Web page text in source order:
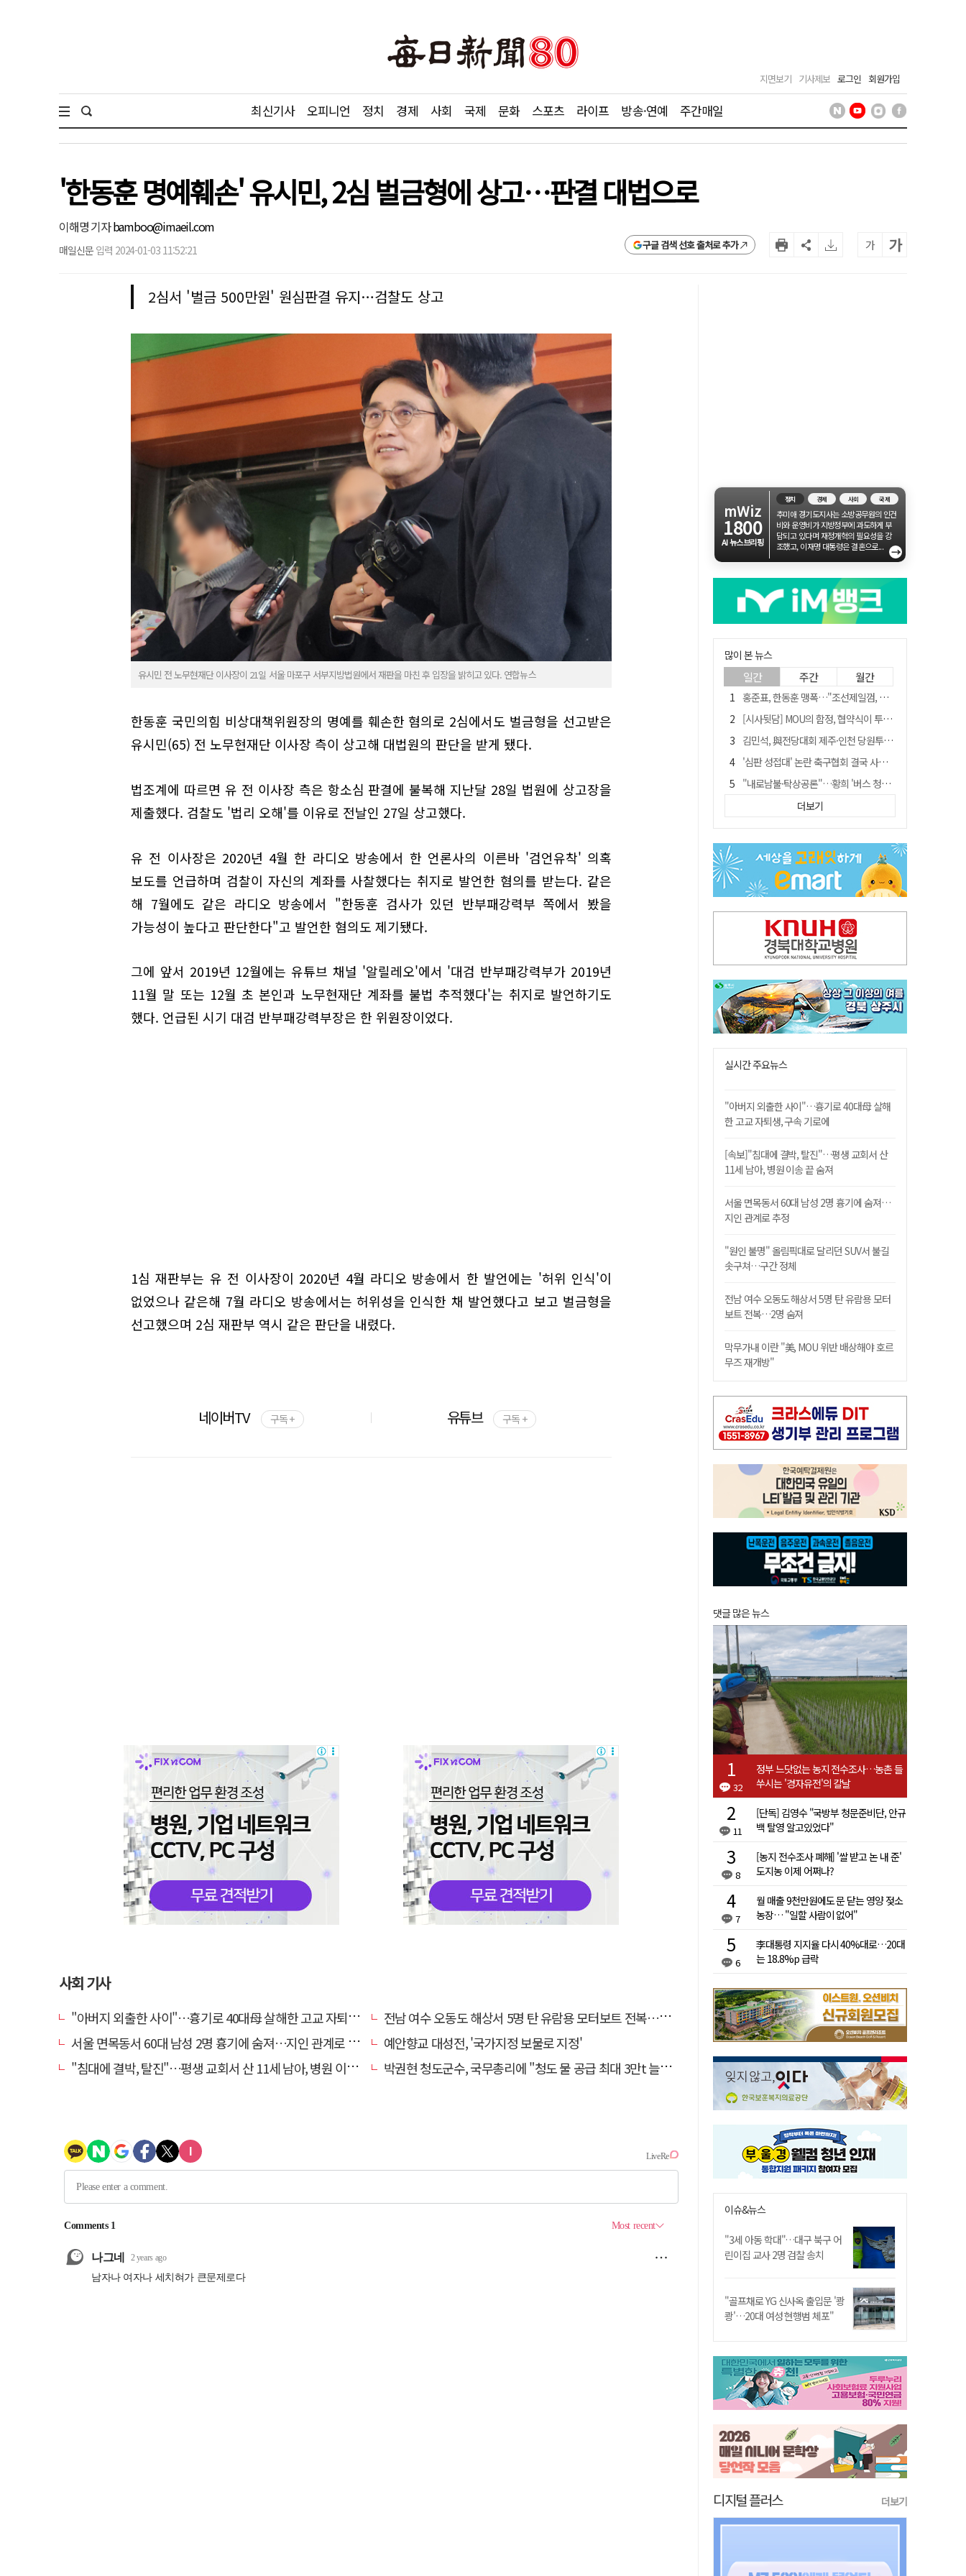
지면보기 기사제보 로그인 회원가입
최신기사 오피니언 정치 경제 사회 국제 문화 스포츠 라이프 방송·연예 주간매일
'한동훈 명예훼손' 유시민, 2심 벌금형에 상고…판결 대법으로
이해명 기자bamboo@imaeil.com
매일신문 입력 2024-01-03 11:52:21 구글 검색 선호 출처로 추가 가 가
2심서 '벌금 500만원' 원심판결 유지…검찰도 상고
유시민 전 노무현재단 이사장이 21일 서울 마포구 서부지방법원에서 재판을 마친 후 입장을 밝히고 있다. 연합뉴스
한동훈 국민의힘 비상대책위원장의 명예를 훼손한 혐의로 2심에서도 벌금형을 선고받은
유시민(65) 전 노무현재단 이사장 측이 상고해 대법원의 판단을 받게 됐다.
법조계에 따르면 유 전 이사장 측은 항소심 판결에 불복해 지난달 28일 법원에 상고장을
제출했다. 검찰도 '법리 오해'를 이유로 전날인 27일 상고했다.
유 전 이사장은 2020년 4월 한 라디오 방송에서 한 언론사의 이른바 '검언유착' 의혹
보도를 언급하며 검찰이 자신의 계좌를 사찰했다는 취지로 발언한 혐의를 받는다. 같은
해 7월에도 같은 라디오 방송에서 "한동훈 검사가 있던 반부패강력부 쪽에서 봤을
가능성이 높다고 판단한다"고 발언한 혐의도 제기됐다.
그에 앞서 2019년 12월에는 유튜브 채널 '알릴레오'에서 '대검 반부패강력부가 2019년
11월 말 또는 12월 초 본인과 노무현재단 계좌를 불법 추적했다'는 취지로 발언하기도
했다. 언급된 시기 대검 반부패강력부장은 한 위원장이었다.
1심 재판부는 유 전 이사장이 2020년 4월 라디오 방송에서 한 발언에는 '허위 인식'이
없었으나 같은해 7월 라디오 방송에서는 허위성을 인식한 채 발언했다고 보고 벌금형을
선고했으며 2심 재판부 역시 같은 판단을 내렸다.
네이버TV 구독 + 유튜브 구독 +
사회 기사
"아버지 외출한 사이"…흉기로 40대母 살해한 고교 자퇴생, 구속 기로에
전남 여수 오동도 해상서 5명 탄 유람용 모터보트 전복…2명 숨져
서울 면목동서 60대 남성 2명 흉기에 숨져…지인 관계로 추정
예안향교 대성전, '국가지정 보물로 지정'
"침대에 결박, 탈진"…평생 교회서 산 11세 남아, 병원 이송 끝 숨져
박권현 청도군수, 국무총리에 "청도 물 공급 최대 3만t 늘려달라"
mWiz
1800
AI 뉴스브리핑
정치 경제 사회 국제
추미애 경기도지사는 소방공무원의 인건
비와 운영비가 지방정부에 과도하게 부
담되고 있다며 재정개혁의 필요성을 강
조했고, 이재명 대통령은 결혼으로...
→
많이 본 뉴스
일간 주간 월간
홍준표, 한동훈 맹폭…"조선제일껌, 권력에 살고 권력에 죽었다"
[시사뒷담] MOU의 함정, 협약식이 투자 확정은 아니긴 해
김민석, 與전당대회 제주·인천 당원투표서 승리…누적 득표는 '초박빙'
'심판 성접대' 논란 축구협회 결국 사과…"깊이 반성, 쇄신하겠다"
"내로남불·탁상공론"…황희 '버스 청년주택' 제안에 與 내부서도 쓴소리
"경로당 통장에 비밀번호가 적혀 있다"…전국 돌며 경로당 13곳 턴 30대 구속
예안향교 대성전, '국가지정 보물로 지정'
휠체어 환자 발로 밀어 숨지게 한 70대 간병인…2심도 집행유예
박권현 청도군수, 국무총리에 "청도 물 공급 최대 3만t 늘려달라"
더보기
실시간 주요뉴스
"아버지 외출한 사이"…흉기로 40대母 살해
한 고교 자퇴생, 구속 기로에
[속보]"침대에 결박, 탈진"…평생 교회서 산
11세 남아, 병원 이송 끝 숨져
서울 면목동서 60대 남성 2명 흉기에 숨져…
지인 관계로 추정
"원인 불명" 올림픽대로 달리던 SUV서 불길
솟구쳐…구간 정체
전남 여수 오동도 해상서 5명 탄 유람용 모터
보트 전복…2명 숨져
막무가내 이란 "美, MOU 위반 배상해야 호르
무즈 재개방"
댓글 많은 뉴스
32
정부 느닷없는 농지 전수조사…농촌 들
쑤시는 '경자유전'의 칼날
11
[단독] 김영수 "국방부 청문준비단, 안규
백 탈영 알고있었다"
8
[농지 전수조사 폐해] '쌀 받고 논 내 준'
도지농 이제 어쩌나?
7
월 매출 9천만원에도 문 닫는 영양 젖소
농장… "일할 사람이 없어"
6
李대통령 지지율 다시 40%대로…20대
는 18.8%p 급락
이슈&뉴스
"3세 아동 학대"…대구 북구 어
린이집 교사 2명 검찰 송치
"골프채로 YG 신사옥 출입문 '쾅
쾅'…20대 여성 현행범 체포"
디지털 플러스 더보기